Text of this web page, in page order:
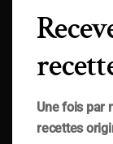
Une fois par
recettes